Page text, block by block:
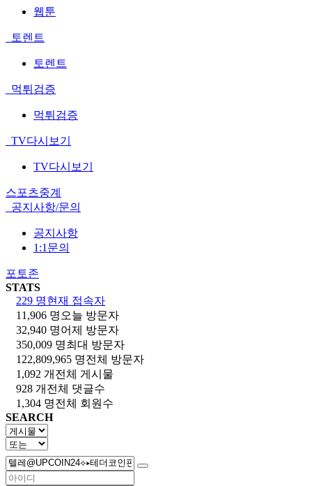
웹툰
토렌트
토렌트
먹튀검증
먹튀검증
TV다시보기
TV다시보기
스포츠중계
공지사항/문의
공지사항
1:1문의
포토존
STATS
229 명현재 접속자
11,906 명 오늘 방문자
32,940 명어제 방문자
350,009 명최대 방문자
122,809,965 명전체 방문자
1,092 개 전체 게시물
928 개 전체 댓글수
1,304 명전체 회원수
SEARCH